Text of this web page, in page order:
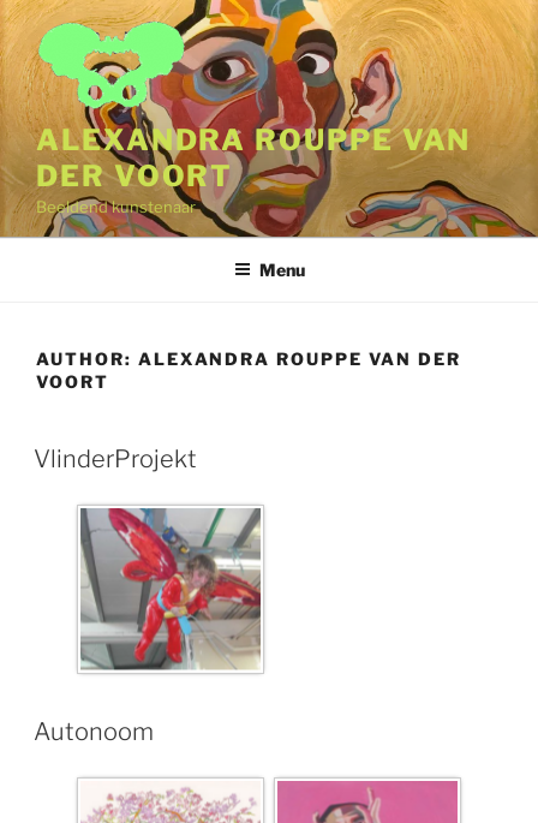
Naar
de
inhoud
springen
ALEXANDRA ROUPPE VAN
DER VOORT
Beeldend kunstenaar
Menu
AUTHOR: ALEXANDRA ROUPPE VAN DER
VOORT
VlinderProjekt
Autonoom